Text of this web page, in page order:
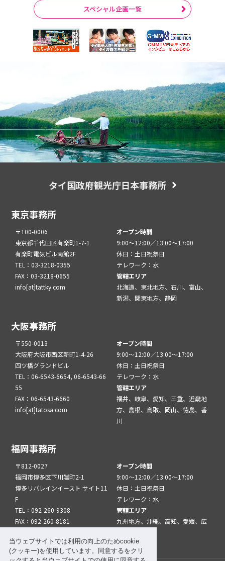
当ウェブサイトでは利用の向上のためcookie
(クッキー)を使用しています。同意するをクリ
スペシャル企画一覧
タイ国政府観光庁日本事務所
東京事務所
〒100-0006
東京都千代田区有楽町1-7-1
有楽町電気ビル南館2F
TEL：03-3218-0355
FAX：03-3218-0655
info[at]tattky.com
オープン時間
9:00～12:00／13:00～17:00
休日：土日祝祭日
テレワーク：水
管轄エリア
北海道、東北地方、石川、富山、
新潟、関東地方、静岡
大阪事務所
〒550-0013
大阪府大阪市西区新町1-4-26
四ツ橋グランドビル
TEL：06-6543-6654, 06-6543-66
55
FAX：06-6543-6660
info[at]tatosa.com
オープン時間
9:00～12:00／13:00～17:00
休日：土日祝祭日
テレワーク：水
管轄エリア
福井、岐阜、愛知、三重、近畿地
方、島根、鳥取、岡山、徳島、香
川
福岡事務所
〒812-0027
福岡市博多区下川端町2-1
博多リバレインイースト サイト11
F
TEL：092-260-9308
FAX：092-260-8181
オープン時間
9:00～12:00／13:00～17:00
休日：土日祝祭日
テレワーク：水
管轄エリア
九州地方、沖縄、高知、愛媛、広